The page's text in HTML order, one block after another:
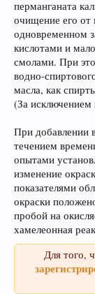
перманганата
очищение его от
одновременном
кислотами и
смолами. При
водно-
масла, как
(За исключением
При добавлении
течением
опытами
изменение
показателями
окраски
пробой на
хамелеонная
Для того,